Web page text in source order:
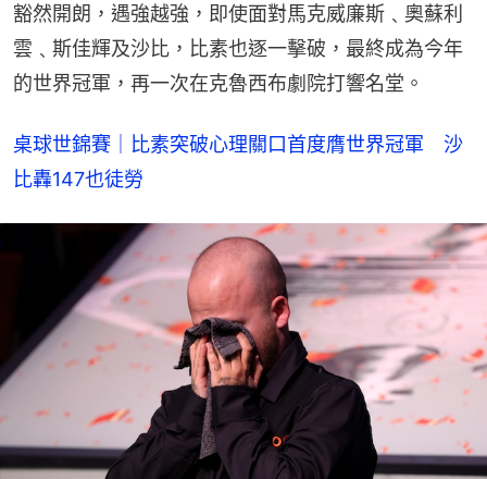
豁然開朗，遇強越強，即使面對馬克威廉斯﹑奧蘇利
雲﹑斯佳輝及沙比，比素也逐一擊破，最終成為今年
的世界冠軍，再一次在克魯西布劇院打響名堂。
桌球世錦賽｜比素突破心理關口首度膺世界冠軍　沙
比轟147也徒勞